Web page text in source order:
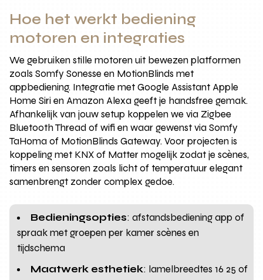
Hoe het werkt bediening
motoren en integraties
We gebruiken stille motoren uit bewezen platformen
zoals Somfy Sonesse en MotionBlinds met
appbediening. Integratie met Google Assistant Apple
Home Siri en Amazon Alexa geeft je handsfree gemak.
Afhankelijk van jouw setup koppelen we via Zigbee
Bluetooth Thread of wifi en waar gewenst via Somfy
TaHoma of MotionBlinds Gateway. Voor projecten is
koppeling met KNX of Matter mogelijk zodat je scènes,
timers en sensoren zoals licht of temperatuur elegant
samenbrengt zonder complex gedoe.
Bedieningsopties: afstandsbediening app of
spraak met groepen per kamer scènes en
tijdschema
Maatwerk esthetiek: lamelbreedtes 16 25 of